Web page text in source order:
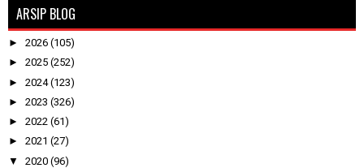
ARSIP BLOG
► 2026 (105)
► 2025 (252)
► 2024(123)
► 2023 (326)
► 2022 (61)
► 2021 (27)
▼ 2020 (96)